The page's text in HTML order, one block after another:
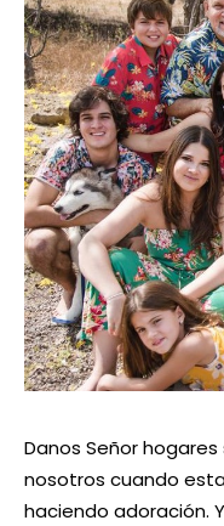
Danos Señor
nosotros cuando
haciendo adoración.